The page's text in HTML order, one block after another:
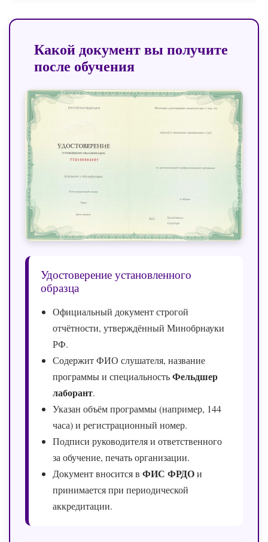
Какой документ вы получите
после обучения
Удостоверение установленного
образца
Официальный документ строгой
отчётности, утверждённый Минобрнауки
РФ.
Содержит ФИО слушателя, название
программы и специальностьФельдшер
лаборант.
Указан объём программы (например, 144
часа) и регистрационный номер.
Подписи руководителя и ответственного
за обучение, печать организации.
Документ вносится в ФИС ФРДОи
принимается при периодической
аккредитации.